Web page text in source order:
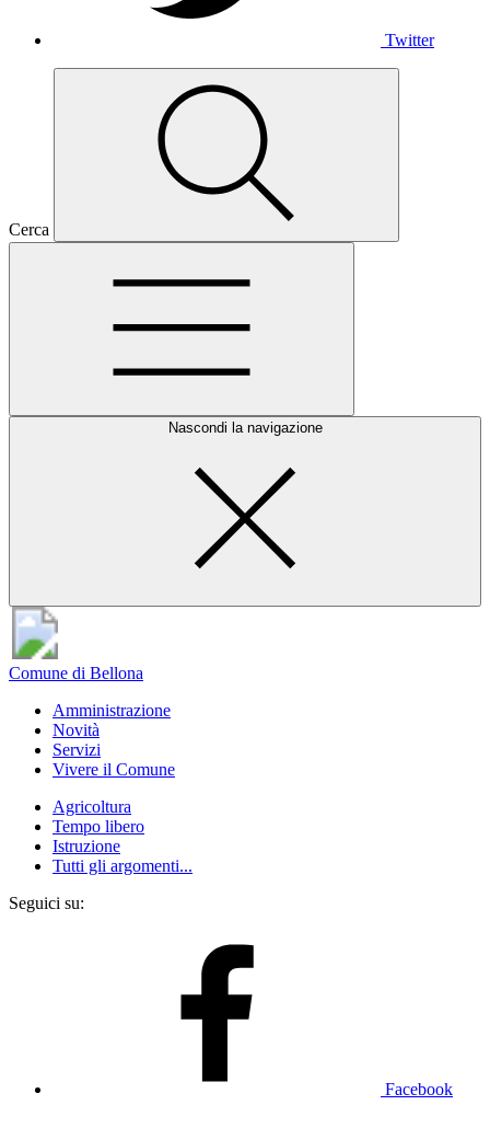
Twitter
Cerca
Nascondi la navigazione
Comune di Bellona
Amministrazione
Novità
Servizi
Vivere il Comune
Agricoltura
Tempo libero
Istruzione
Tutti gli argomenti...
Seguici su:
Facebook